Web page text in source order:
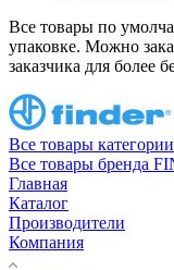
Все товары по
упаковке. Можно
заказчика для более
Все товары категории
Все товары бренда
Главная
Каталог
Производители
Компания